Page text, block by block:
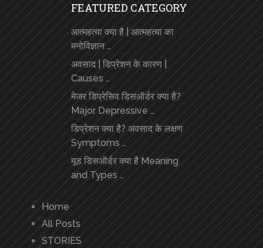
FEATURED CATEGORY
आत्महत्या क्या है | आत्महत्या का
मनोविज्ञान …
अवसाद | डिप्रेशन के कारण |
Causes …
मेजर डिप्रेसिव डिसऑर्डर क्या है?
Major Depressive …
डिप्रेशन क्या है? अवसाद के लक्षण
Symptoms …
मूड डिसऑर्डर क्या है Meaning
and Types …
Home
All Posts
STORIES